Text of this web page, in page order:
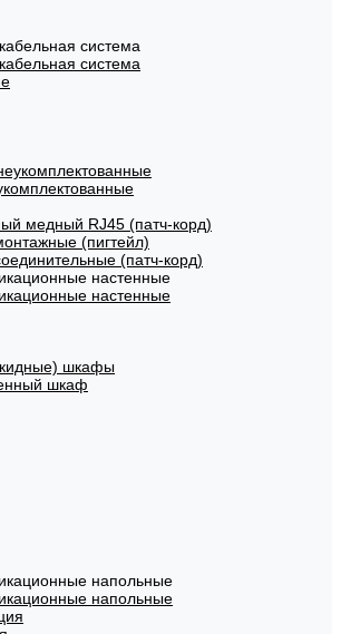
система
система
медный RJ45 (патч-корд)
(пигтейл)
(патч-корд)
настенные
настенные
шкафы
шкаф
напольные
напольные